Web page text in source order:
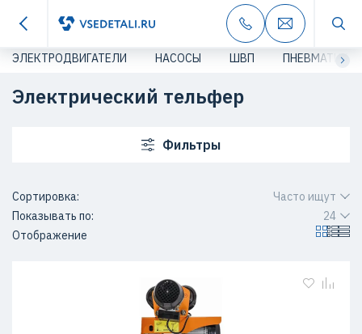
ЭЛЕКТРОДВИГАТЕЛИ НАСОСЫ ШВП ПНЕВМАТИКА
Электрический тельфер
Фильтры
Сортировка:
Часто ищут
Показывать по:
24
Отображение